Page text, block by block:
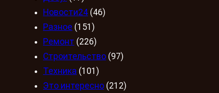
Новости24 (46)
Разное (151)
Ремонт (226)
Строительство (97)
Техника (101)
Это интересно (212)